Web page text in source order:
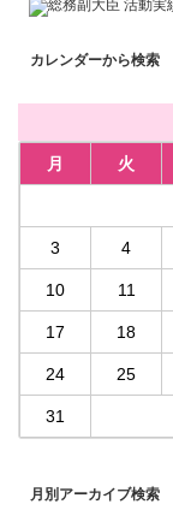
カレンダーから検索
月 火
3 4
10 11
17 18
24 25
31
月別アーカイブ検索